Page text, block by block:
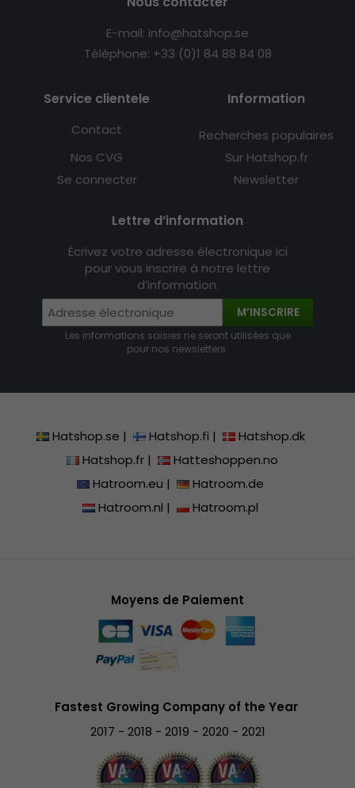
E-mail: info@hatshop.se
Téléphone: +33 (0)1 84 88 84 08
Service clientele
Contact
Nos CVG
Se connecter
Information
Recherches populaires
Sur Hatshop.fr
Newsletter
Lettre d’information
Écrivez votre adresse électronique ici
pour vous inscrire à notre lettre
d’information.
M’INSCRIRE
Les informations saisies ne seront utilisées que
pour nos newsletters.
Hatshop.se | Hatshop.fi |
Hatshop.dk
Hatshop.fr|
Hatteshoppen.no
Hatroom.eu |
Hatroom.de
Hatroom.nl | Hatroom.pl
Moyens de Paiement
Fastest Growing Company of the Year
2017 - 2018 - 2019 - 2020 - 2021